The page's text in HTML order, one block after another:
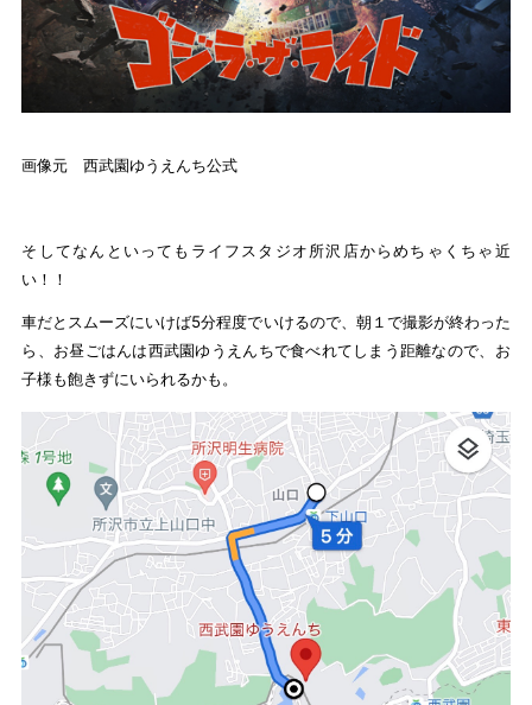
画像元 西武園ゆうえんち公式
そしてなんといってもライフスタジオ所沢店からめちゃくちゃ近
い！！
車だとスムーズにいけば5分程度でいけるので、朝１で撮影が終わった
ら、お昼ごはんは西武園ゆうえんちで食べれてしまう距離なので、お
子様も飽きずにいられるかも。